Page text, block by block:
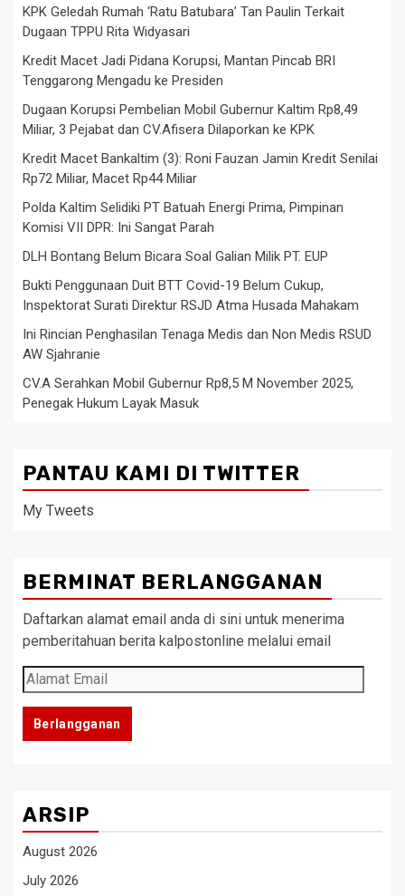
KPK Geledah Rumah ‘Ratu Batubara’ Tan Paulin Terkait
Dugaan TPPU Rita Widyasari
Kredit Macet Jadi Pidana Korupsi, Mantan Pincab BRI
Tenggarong Mengadu ke Presiden
Dugaan Korupsi Pembelian Mobil Gubernur Kaltim Rp8,49
Miliar, 3 Pejabat dan CV.Afisera Dilaporkan ke KPK
Kredit Macet Bankaltim (3): Roni Fauzan Jamin Kredit Senilai
Rp72 Miliar, Macet Rp44 Miliar
Polda Kaltim Selidiki PT Batuah Energi Prima, Pimpinan
Komisi VII DPR: Ini Sangat Parah
DLH Bontang Belum Bicara Soal Galian Milik PT. EUP
Bukti Penggunaan Duit BTT Covid-19 Belum Cukup,
Inspektorat Surati Direktur RSJD Atma Husada Mahakam
Ini Rincian Penghasilan Tenaga Medis dan Non Medis RSUD
AW Sjahranie
CV.A Serahkan Mobil Gubernur Rp8,5 M November 2025,
Penegak Hukum Layak Masuk
PANTAU KAMI DI TWITTER
My Tweets
BERMINAT BERLANGGANAN
Daftarkan alamat email anda di sini untuk menerima
pemberitahuan berita kalpostonline melalui email
Alamat
Email
Berlangganan
ARSIP
August 2026
July 2026